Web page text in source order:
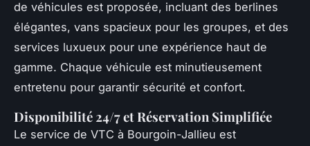
de véhicules est proposée, incluant des berlines
élégantes, vans spacieux pour les groupes, et des
services luxueux pour une expérience haut de
gamme. Chaque véhicule est minutieusement
entretenu pour garantir sécurité et confort.
Disponibilité 24/7 et Réservation Simplifiée
Le service de VTC à Bourgoin-Jallieu est